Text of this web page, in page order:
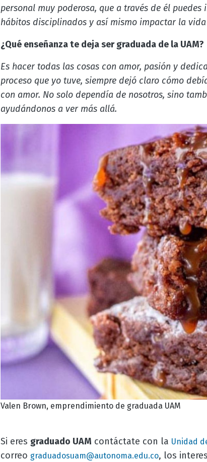
personal muy poderosa, que a través de él
hábitos disciplinados y así mismo impactar la
¿Qué enseñanza te deja ser graduada de la UAM?
Es hacer todas las cosas con amor, pasión y
proceso que yo tuve, siempre dejó claro cómo
con amor. No solo dependía de nosotros, sino
ayudándonos a ver más allá.
Valen Brown, emprendimiento de graduada UAM
Si eres graduado UAM contáctate con la Unidad
correo graduadosuam@autonoma.edu.co, los